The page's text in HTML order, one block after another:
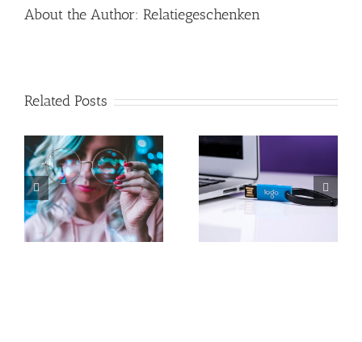
About the Author: Relatiegeschenken
Related Posts